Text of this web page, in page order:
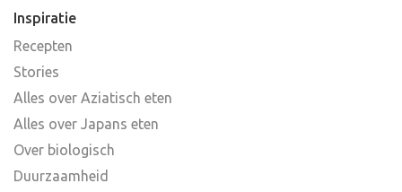
Inspiratie
Recepten
Stories
Alles over Aziatisch eten
Alles over Japans eten
Over biologisch
Duurzaamheid